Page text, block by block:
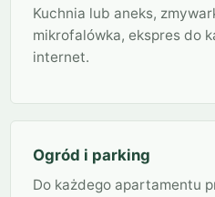
Kuchnia lub aneks,
mikrofalówka, ekspres do
internet.
Ogród i parking
Do każdego apartamentu